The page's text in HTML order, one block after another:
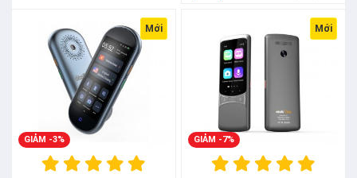
GIẢM -3%
Mới
GIẢM -7%
Mới